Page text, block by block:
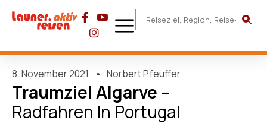
8. November 2021 Norbert Pfeuffer
Traumziel Algarve –
Radfahren In Portugal